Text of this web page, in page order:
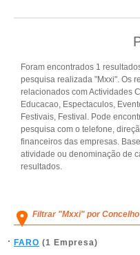
Foram encontrados 1
pesquisa realizada "Mxxi". Os
relacionados com Actividades
Educacao, Espectaculos,
Festivais, Festival. Pode
pesquisa com o telefone,
financeiros das empresas.
atividade ou denominação de
resultados.
Filtrar "Mxxi" por Concelho
FARO (1 Empresa)